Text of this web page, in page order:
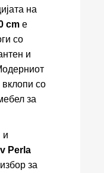
на
cm е
со
и
со
за
и
Perla
за